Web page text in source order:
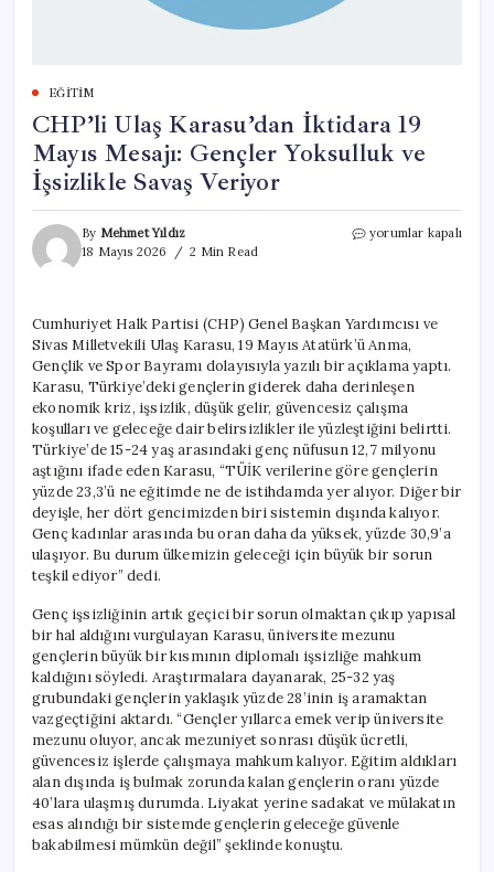
EĞITIM
CHP’li Ulaş Karasu’dan İktidara 19
Mayıs Mesajı: Gençler Yoksulluk ve
İşsizlikle Savaş Veriyor
By Mehmet Yıldız
18 Mayıs 2026
2 Min Read
CHP’li
Mayıs
Mesajı:
Gençler
Yoksulluk
ve
İşsizlikle
Savaş
Veriyor
için
yorumlar kapalı
Cumhuriyet Halk Partisi (CHP) Genel Başkan Yardımcısı ve
Sivas Milletvekili Ulaş Karasu, 19 Mayıs Atatürk’ü Anma,
Gençlik ve Spor Bayramı dolayısıyla yazılı bir açıklama yaptı.
Karasu, Türkiye’deki gençlerin giderek daha derinleşen
ekonomik kriz, işsizlik, düşük gelir, güvencesiz çalışma
koşulları ve geleceğe dair belirsizlikler ile yüzleştiğini belirtti.
Türkiye’de 15-24 yaş arasındaki genç nüfusun 12,7 milyonu
aştığını ifade eden Karasu, “TÜİK verilerine göre gençlerin
yüzde 23,3’ü ne eğitimde ne de istihdamda yer alıyor. Diğer bir
deyişle, her dört gencimizden biri sistemin dışında kalıyor.
Genç kadınlar arasında bu oran daha da yüksek, yüzde 30,9’a
ulaşıyor. Bu durum ülkemizin geleceği için büyük bir sorun
teşkil ediyor” dedi.
Genç işsizliğinin artık geçici bir sorun olmaktan çıkıp yapısal
bir hal aldığını vurgulayan Karasu, üniversite mezunu
gençlerin büyük bir kısmının diplomalı işsizliğe mahkum
kaldığını söyledi. Araştırmalara dayanarak, 25-32 yaş
grubundaki gençlerin yaklaşık yüzde 28’inin iş aramaktan
vazgeçtiğini aktardı. “Gençler yıllarca emek verip üniversite
mezunu oluyor, ancak mezuniyet sonrası düşük ücretli,
güvencesiz işlerde çalışmaya mahkum kalıyor. Eğitim aldıkları
alan dışında iş bulmak zorunda kalan gençlerin oranı yüzde
40’lara ulaşmış durumda. Liyakat yerine sadakat ve mülakatın
esas alındığı bir sistemde gençlerin geleceğe güvenle
bakabilmesi mümkün değil” şeklinde konuştu.